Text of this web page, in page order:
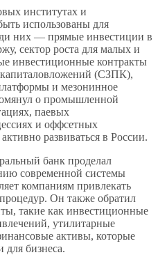
институтах и
использованы для
них — прямые инвестиции в
сектор роста для малых и
инвестиционные контракты
(СЗПК),
и мезонинное
о промышленной
паевых
и оффсетных
развиваться в России.
банк проделал
современной системы
компаниям привлекать
Он также обратил
такие как инвестиционные
утилитарные
активы, которые
бизнеса.